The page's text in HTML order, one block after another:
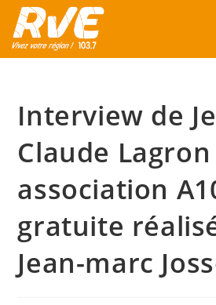
Skip
content
Interview de
Claude Lagron
association
gratuite
Jean-marc